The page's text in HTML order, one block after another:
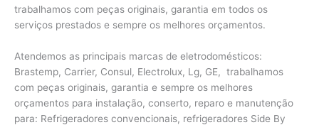
trabalhamos com peças originais, garantia em todos os
serviços prestados e sempre os melhores orçamentos.
Atendemos as principais marcas de eletrodomésticos:
Brastemp, Carrier, Consul, Electrolux, Lg, GE, trabalhamos
com peças originais, garantia e sempre os melhores
orçamentos para instalação, conserto, reparo e manutenção
para: Refrigeradores convencionais, refrigeradores Side By